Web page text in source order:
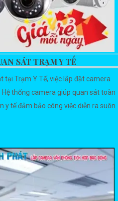
SÁT TRẠM Y TẾ
tại Trạm Y Tế, việc lắp đặt camera
thống camera giúp quan sát toàn
y tế đảm bảo công việc diễn ra suôn